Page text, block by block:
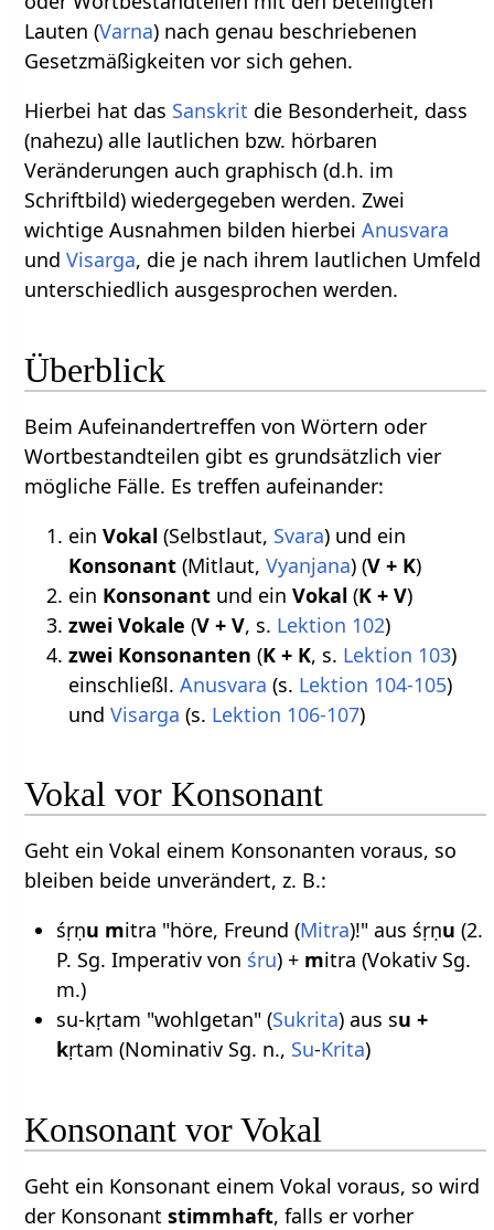
Lauten (Varna) nach genau beschriebenen
Gesetzmäßigkeiten vor sich gehen.
Hierbei hat das Sanskrit die Besonderheit, dass
(nahezu) alle lautlichen bzw. hörbaren
Veränderungen auch graphisch (d.h. im
Schriftbild) wiedergegeben werden. Zwei
wichtige Ausnahmen bilden hierbeiAnusvara
undVisarga, die je nach ihrem lautlichen Umfeld
unterschiedlich ausgesprochen werden.
Überblick
Beim Aufeinandertreffen von Wörtern oder
Wortbestandteilen gibt es grundsätzlich vier
mögliche Fälle. Es treffen aufeinander:
einVokal (Selbstlaut, Svara) und ein
Konsonant (Mitlaut,Vyanjana) (V + K)
ein Konsonant und einVokal (K + V)
zwei Vokale (V + V, s. Lektion 102)
zwei Konsonanten (K + K, s. Lektion 103)
einschließl.Anusvara (s. Lektion 104-105)
undVisarga (s. Lektion 106-107)
Vokal vor Konsonant
Geht ein Vokal einem Konsonanten voraus, so
bleiben beide unverändert, z. B.:
śṛṇu mitra "höre, Freund (Mitra)!" aus śṛṇu (2.
P. Sg. Imperativ von śru) + mitra (Vokativ Sg.
m.)
su-kṛtam "wohlgetan" (Sukrita) aus su +
kṛtam (Nominativ Sg. n., Su-Krita)
Konsonant vor Vokal
Geht ein Konsonant einem Vokal voraus, so wird
der Konsonantstimmhaft, falls er vorher